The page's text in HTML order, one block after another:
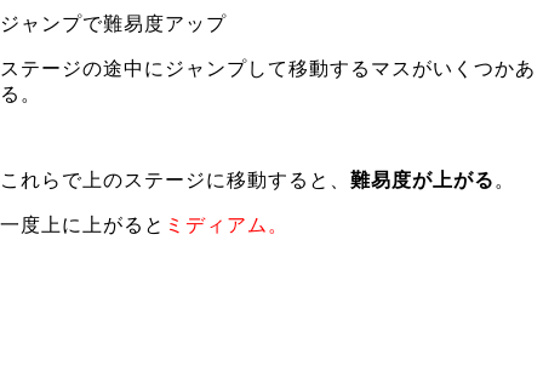
ジャンプで難易度アップ
ステージの途中にジャンプして移動するマスがいくつかあ
る。
これらで上のステージに移動すると、 難易度が上がる 。
一度上に上がると ミディアム。